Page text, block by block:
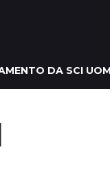
DA SCI